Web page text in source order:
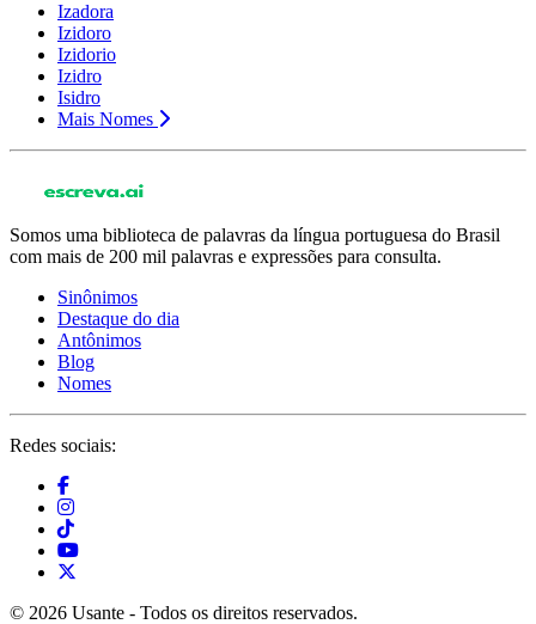
Izadora
Izidoro
Izidorio
Izidro
Isidro
Mais Nomes
Somos uma biblioteca de palavras da língua portuguesa do Brasil
com mais de 200 mil palavras e expressões para consulta.
Sinônimos
Destaque do dia
Antônimos
Blog
Nomes
Redes sociais:
© 2026 Usante - Todos os direitos reservados.